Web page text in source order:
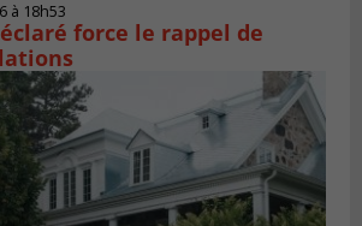
à 18h53
force le rappel de